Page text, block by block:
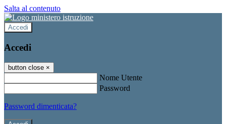
Salta al contenuto
Accedi
Accedi
button close ×
Nome Utente
Password
Password dimenticata?